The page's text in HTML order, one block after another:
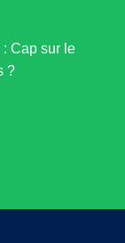
: Cap sur le
?